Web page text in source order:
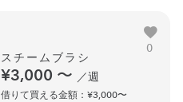
スチームブラシ
¥3,000 〜 ／週
借りて買える金額：¥3,000〜
0